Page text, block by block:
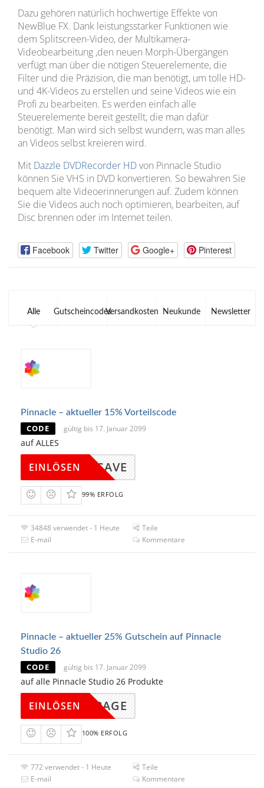
Dazu gehören natürlich hochwertige Effekte von
NewBlue FX. Dank leistungsstarker Funktionen wie
dem Splitscreen-Video, der Multikamera-
Videobearbeitung ,den neuen Morph-Übergängen
verfügt man über die nötigen Steuerelemente, die
Filter und die Präzision, die man benötigt, um tolle HD-
und 4K-Videos zu erstellen und seine Videos wie ein
Profi zu bearbeiten. Es werden einfach alle
Steuerelemente bereit gestellt, die man dafür
benötigt. Man wird sich selbst wundern, was man alles
an Videos selbst kreieren wird.
Mit Dazzle DVDRecorder HDvon Pinnacle Studio
können Sie VHS in DVD konvertieren. So bewahren Sie
bequem alte Videoerinnerungen auf. Zudem können
Sie die Videos auch noch optimieren, bearbeiten, auf
Disc brennen oder im Internet teilen.
Facebook Twitter Google+ Pinterest
Alle GutscheincodesVersandkosten Neukunde Newsletter
Pinnacle – aktueller 15% Vorteilscode
CODE gültig bis 17. Januar 2099
auf ALLES
PINNSAVE
EINLÖSEN
99% ERFOLG
34848 verwendet - 1 Heute
Teile
E-mail
Kommentare
Pinnacle – aktueller 25% Gutschein auf Pinnacle
Studio 26
CODE gültig bis 17. Januar 2099
auf alle Pinnacle Studio 26 Produkte
DINGPAGE
EINLÖSEN
100% ERFOLG
772 verwendet - 1 Heute
Teile
E-mail
Kommentare